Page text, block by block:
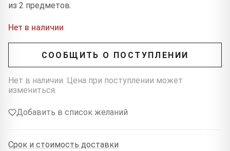
из 2 предметов.
Нет в наличии
СООБЩИТЬ О ПОСТУПЛЕНИИ
Нет в наличии. Цена при поступлении может
измениться.
Добавить в список желаний
Срок и стоимость доставки